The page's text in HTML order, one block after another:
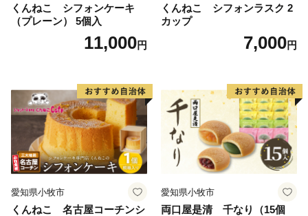
くんねこ シフォンケーキ
（プレーン） 5個入
11,000円
くんねこ シフォンラスク 2
カップ
7,000円
愛知県小牧市
くんねこ 名古屋コーチンシ
愛知県小牧市
両口屋是清 千なり（15個